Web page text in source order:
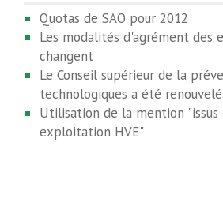
Quotas de SAO pour 2012
Les modalités d'agrément des
changent
Le Conseil supérieur de la
technologiques a été renouvelé
Utilisation de la mention "issus
exploitation HVE"